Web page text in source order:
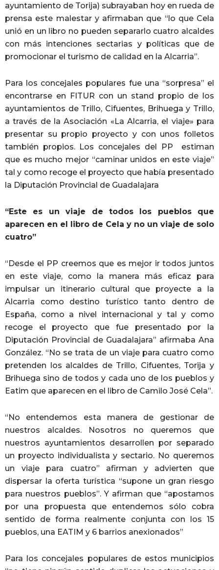
ayuntamiento de Torija) subrayaban hoy en rueda de
prensa este malestar y afirmaban que “lo que Cela
unió en un libro no pueden separarlo cuatro alcaldes
con más intenciones sectarias y políticas que de
promocionar el turismo de calidad en la Alcarria”.
Para los concejales populares fue una “sorpresa” el
encontrarse en FITUR con un stand propio de los
ayuntamientos de Trillo, Cifuentes, Brihuega y Trillo,
a través de la Asociación «La Alcarria, el viaje» para
presentar su propio proyecto y con unos folletos
también propios. Los concejales del PP estiman
que es mucho mejor “caminar unidos en este viaje”
tal y como recoge el proyecto que había presentado
la Diputación Provincial de Guadalajara
“Este es un viaje de todos los pueblos que
aparecen en el libro de Cela y no un viaje de solo
cuatro”
“Desde el PP creemos que es mejor ir todos juntos
en este viaje, como la manera más eficaz para
impulsar un itinerario cultural que proyecte a la
Alcarria como destino turístico tanto dentro de
España, como a nivel internacional y tal y como
recoge el proyecto que fue presentado por la
Diputación Provincial de Guadalajara” afirmaba Ana
González. “No se trata de un viaje para cuatro como
pretenden los alcaldes de Trillo, Cifuentes, Torija y
Brihuega sino de todos y cada uno de los pueblos y
Eatim que aparecen en el libro de Camilo José Cela”.
“No entendemos esta manera de gestionar de
nuestros alcaldes. Nosotros no queremos que
nuestros ayuntamientos desarrollen por separado
un proyecto individualista y sectario. No queremos
un viaje para cuatro” afirman y advierten que
dispersar la oferta turística “supone un gran riesgo
para nuestros pueblos”. Y afirman que “apostamos
por una propuesta que entendemos sólo cobra
sentido de forma realmente conjunta con los 15
pueblos, una EATIM y 6 barrios anexionados”
Para los concejales populares de estos municipios